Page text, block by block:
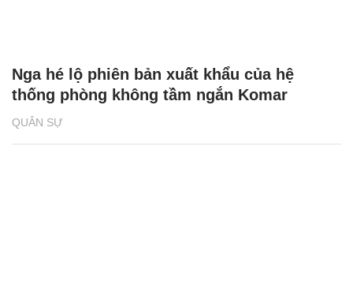
QUÂN SỰ
Nga hé lộ phiên bản xuất khẩu của hệ
thống phòng không tầm ngắn Komar